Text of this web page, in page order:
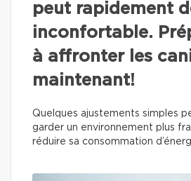
peut rapidement
inconfortable.
à affronter les
maintenant!
Quelques ajustements simples
garder un environnement plus
réduire sa consommation